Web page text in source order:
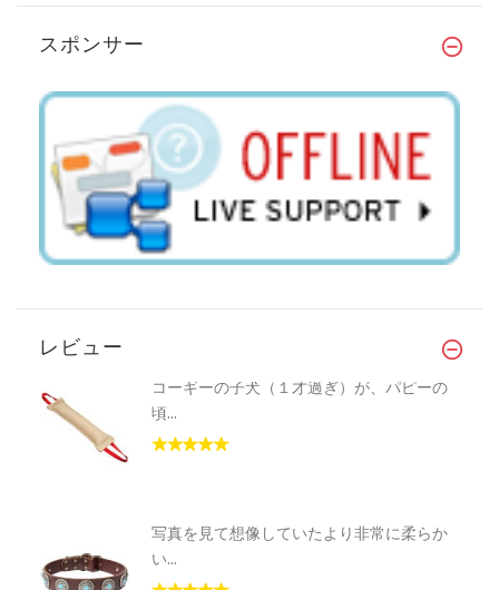
スポンサー
レビュー
コーギーの子犬（１才過ぎ）が、パピーの
頃...
写真を見て想像していたより非常に柔らか
い...